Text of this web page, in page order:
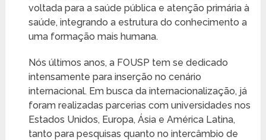
voltada para a saúde pública e atenção primária à
saúde, integrando a estrutura do conhecimento a
uma formação mais humana.
Nós últimos anos, a FOUSP tem se dedicado
intensamente para inserção no cenário
internacional. Em busca da internacionalização, já
foram realizadas parcerias com universidades nos
Estados Unidos, Europa, Ásia e América Latina,
tanto para pesquisas quanto no intercâmbio de